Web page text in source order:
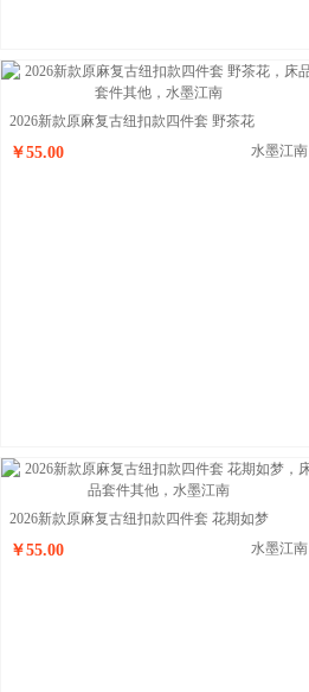
2026新款原麻复古纽扣款四件套 野茶花
￥55.00 水墨江南
2026新款原麻复古纽扣款四件套 花期如梦
￥55.00 水墨江南